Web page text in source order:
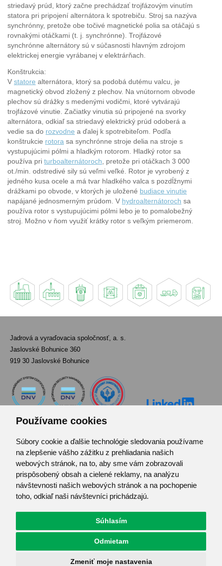
Používame cookies
Súbory cookie a ďalšie technológie sledovania používame
na zlepšenie vášho zážitku z prehliadania našich
webových stránok, na to, aby sme vám zobrazovali
prispôsobený obsah a cielené reklamy, na analýzu
návštevnosti našich webových stránok a na pochopenie
toho, odkiaľ naši návštevníci prichádzajú.
Súhlasím
Odmietam
Zmeniť moje nastavenia
striedavý prúd, ktorý začne prechádzať trojfázovým vinutím
statora pri pripojení alternátora k spotrebiču. Stroj sa nazýva
synchrónny, pretože obe točivé magnetické polia sa otáčajú s
rovnakými otáčkami (t. j. synchrónne). Trojfázové
synchrónne alternátory sú v súčasnosti hlavným zdrojom
elektrickej energie vyrábanej v elektrárňach.
Konštrukcia:
V statore alternátora, ktorý sa podobá dutému valcu, je
magnetický obvod zložený z plechov. Na vnútornom obvode
plechov sú drážky s medenými vodičmi, ktoré vytvárajú
trojfázové vinutie. Začiatky vinutia sú pripojené na svorky
alternátora, odkiaľ sa striedavý elektrický prúd odoberá a
vedie sa do rozvodne a ďalej k spotrebiteľom. Podľa
konštrukcie rotora sa synchrónne stroje delia na stroje s
vystupujúcimi pólmi a hladkým rotorom. Hladký rotor sa
používa pri turboalternátoroch, pretože pri otáčkach 3 000
ot./min. odstredivé sily sú veľmi veľké. Rotor je vyrobený z
jedného kusa ocele a má tvar hladkého valca s pozdĺžnymi
drážkami po obvode, v ktorých je uložené budiace vinutie
napájané jednosmerným prúdom. V hydroalternátoroch sa
používa rotor s vystupujúcimi pólmi lebo je to pomalobežný
stroj. Možno v ňom využiť krátky rotor s veľkým priemerom.
Jadrová a vyraďovacia spoločnosť, a. s.
Jaslovské Bohunice 360
919 30 Jaslovské Bohunice
Kontakt
Pozvánka do infocentra
Zoznam použitých skratiek
Mapa stránok
RSS
Centrum predvolieb cookies